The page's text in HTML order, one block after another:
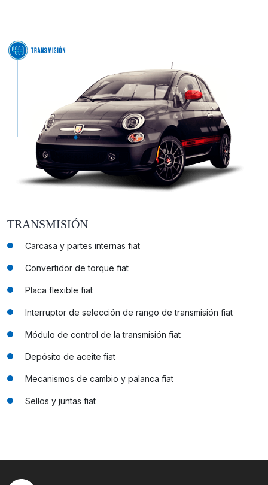
TRANSMISIÓN
Carcasa y partes internas fiat
Convertidor de torque fiat
Placa flexible fiat
Interruptor de selección de rango de transmisión fiat
Módulo de control de la transmisión fiat
Depósito de aceite fiat
Mecanismos de cambio y palanca fiat
Sellos y juntas fiat